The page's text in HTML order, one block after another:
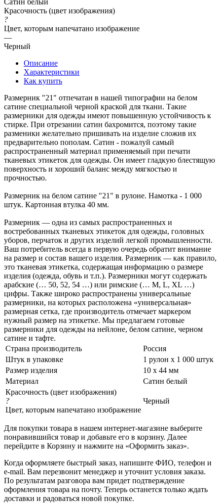
Красочность (цвет изображения)
?
Цвет, которым напечатано изображение
—
Черный
Описание
Характеристики
Как купить
Размерник "21" отпечатан в нашей типографии на белом
сатине специальной черной краской для ткани. Такие
размерники для одежды имеют повышенную устойчивость к
стирке. При отрезании сатин бахромится, поэтому такие
разменики желательно пришивать на изделие сложив их
предварительно пополам. Сатин - пожалуй самый
распространенный материал применяемый при печати
тканевых этикеток для одежды. Он имеет гладкую блестящую
поверхность и хороший баланс между мягкостью и
прочностью.
Размерник на белом сатине "21" в рулоне. Намотка - 1 000
штук. Картонная втулка 40 мм.
Размерник — одна из самых распространенных и
востребованных тканевых этикеток для одежды, головных
уборов, перчаток и других изделий легкой промышленности.
Ваш потребитель всегда в первую очередь обратит внимание
на размер и состав вашего изделия. Размерник — как правило,
это тканевая этикетка, содержащая информацию о размере
изделия (одежда, обувь и т.п.). Размерники могут содержать
арабские (… 50, 52, 54 …) или римские (… M, L, XL …)
цифры. Также широко распространены универсальные
размерники, на которых расположена «универсальная»
размерная сетка, где производитель отмечает маркером
нужный размер на этикетке. Мы предлагаем готовые
размерники для одежды на нейлоне, белом сатине, черном
сатине и тафте.
Страна производитель
Россия
Штук в упаковке
1 рулон х 1 000 штук
Размер изделия
10 х 44 мм
Материал
Сатин белый
Красочность (цвет изображения)
?
Цвет, которым напечатано изображение
Черный
Для покупки товара в нашем интернет-магазине выберите
понравившийся товар и добавьте его в корзину. Далее
перейдите в Корзину и нажмите на «Оформить заказ».
Когда оформляете быстрый заказ, напишите ФИО, телефон и
e-mail. Вам перезвонит менеджер и уточнит условия заказа.
По результатам разговора вам придет подтверждение
оформления товара на почту. Теперь останется только ждать
доставки и радоваться новой покупке.